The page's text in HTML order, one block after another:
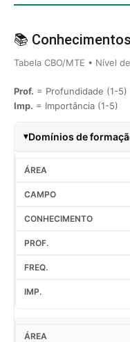
📚
Tabela CBO/MTE • Nível
Prof. = Profundidade (1-5)
Imp. = Importância (1-5)
Domínios de